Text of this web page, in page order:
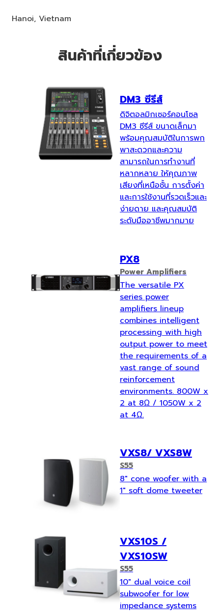
Hanoi, Vietnam
สินค้าที่เกี่ยวข้อง
DM3 ซีรีส์
ดิจิตอลมิกเซอร์คอนโซล
DM3 ซีรีส์ ขนาดเล็กมา
พร้อมคุณสมบัติในการพก
พาสะดวกและความ
สามารถในการทำงานที่
หลากหลาย ให้คุณภาพ
เสียงที่เหนือชั้น การตั้งค่า
และการใช้งานที่รวดเร็วและ
ง่ายดาย และคุณสมบัติ
ระดับมืออาชีพมากมาย
PX8
Power Amplifiers
The versatile PX
series power
amplifiers lineup
combines intelligent
processing with high
output power to meet
the requirements of a
vast range of sound
reinforcement
environments. 800W x
2 at 8Ω / 1050W x 2
at 4Ω.
VXS8/ VXS8W
S55
8" cone woofer with a
1" soft dome tweeter
VXS10S /
VXS10SW
S55
10" dual voice coil
subwoofer for low
impedance systems